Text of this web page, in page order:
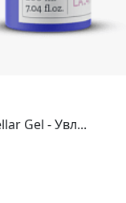
Gel - Увл...